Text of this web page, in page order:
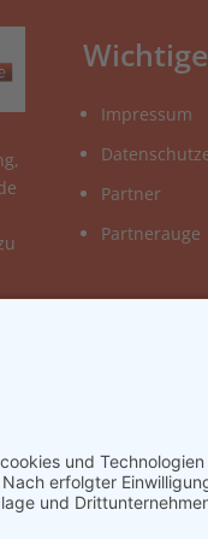
Impressum
Partner
Partnerauge